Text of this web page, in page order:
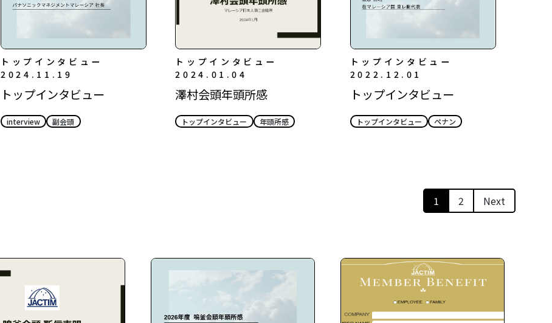
トップインタビュー
2024.11.19
トップインタビュー
interview 副会頭
トップインタビュー
2024.01.04
澤村会頭年頭所感
トップインタビュー 年頭所感
トップインタビュー
2022.12.01
トップインタビュー
トップインタビュー ペナン
1 2 Next